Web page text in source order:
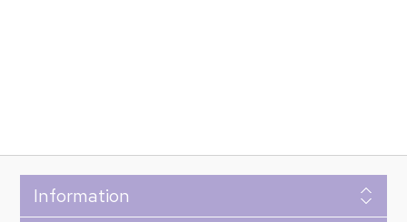
Information